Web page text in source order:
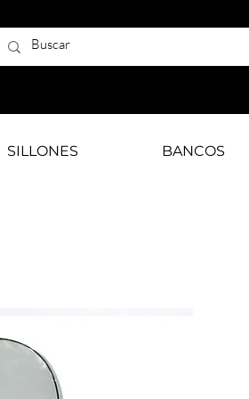
SILLONES BANCOS